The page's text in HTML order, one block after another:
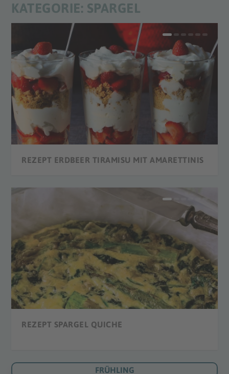
KATEGORIE: SPARGEL
REZEPT ERDBEER TIRAMISU MIT AMARETTINIS
REZEPT SPARGEL QUICHE
FRÜHLING